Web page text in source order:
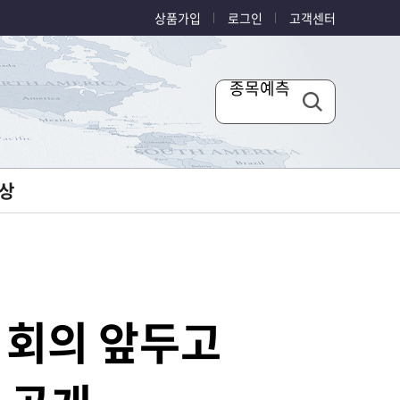
상품가입 로그인 고객센터
종목예측
의 앞두고